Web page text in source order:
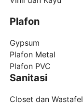
Plafon
Gypsum
Plafon Metal
Plafon PVC
Sanitasi
Closet dan Wastafel